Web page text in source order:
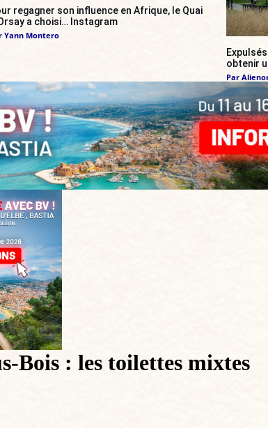
regagner son influence en Afrique, le Quai
a choisi… Instagram
Yann Montero
obtenir
Par
Bois : les toilettes mixtes